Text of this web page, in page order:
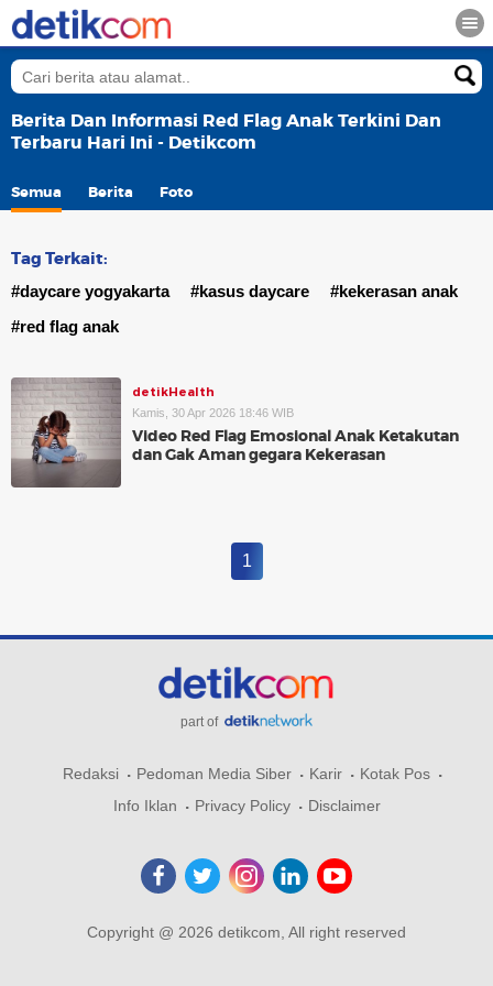
Berita Dan Informasi Red Flag Anak Terkini Dan
Terbaru Hari Ini - Detikcom
Semua Berita Foto
Tag Terkait:
#daycare yogyakarta #kasus daycare
#kekerasan anak
#red flag anak
detikHealth
Kamis, 30 Apr 2026 18:46 WIB
Video Red Flag Emosional Anak Ketakutan
dan Gak Aman gegara Kekerasan
1
part of
Redaksi Pedoman Media Siber Karir
Kotak Pos
Info Iklan
Privacy Policy Disclaimer
Copyright @ 2026 detikcom, All right reserved